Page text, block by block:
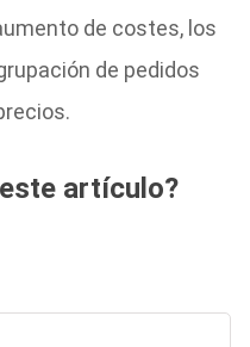
de costes, los
de pedidos
artículo?